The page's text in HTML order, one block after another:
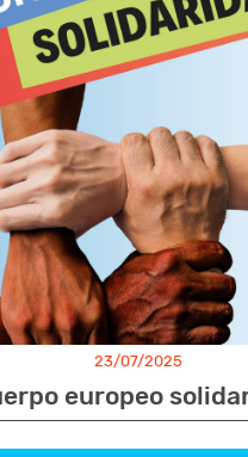
23/07/2025
europeo